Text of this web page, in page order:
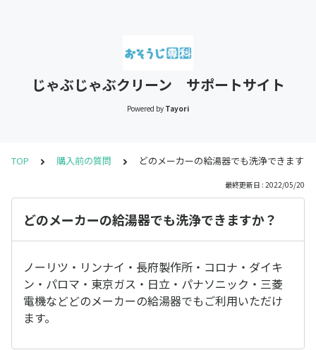
じゃぶじゃぶクリーン サポートサイト
Powered by Tayori
TOP 購入前の質問 どのメーカーの給湯器でも洗浄できますか
最終更新日 : 2022/05/20
どのメーカーの給湯器でも洗浄できますか？
ノーリツ・リンナイ・長府製作所・コロナ・ダイキ
ン・パロマ・東京ガス・日立・パナソニック・三菱
電機などどのメーカーの給湯器でもご利用いただけ
ます。